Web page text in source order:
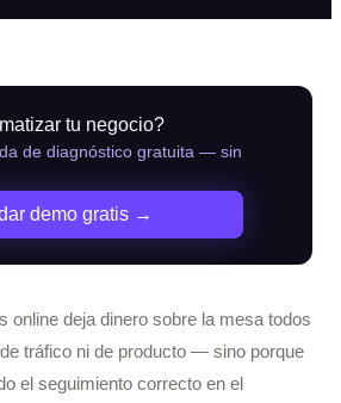
online deja dinero sobre la mesa todos
tráfico ni de producto — sino porque
el seguimiento correcto en el
tu negocio?
de diagnóstico gratuita — sin
demo gratis →